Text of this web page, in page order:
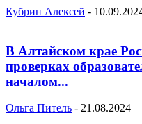
Кубрин Алексей -
В Алтайском крае
проверках
началом...
Ольга Питель - 21.08.2024